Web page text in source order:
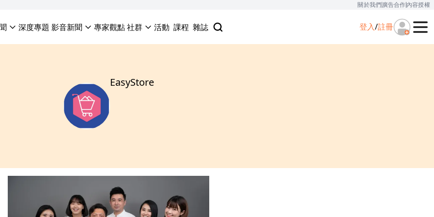
關於我們廣告合作內容授權
深度專題 影音新聞 專家觀點社群 活動 課程 雜誌 登入/註冊
EasyStore